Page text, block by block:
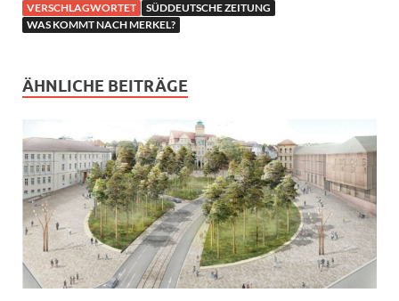
VERSCHLAGWORTET
SÜDDEUTSCHE ZEITUNG
WAS KOMMT NACH MERKEL?
ÄHNLICHE BEITRÄGE